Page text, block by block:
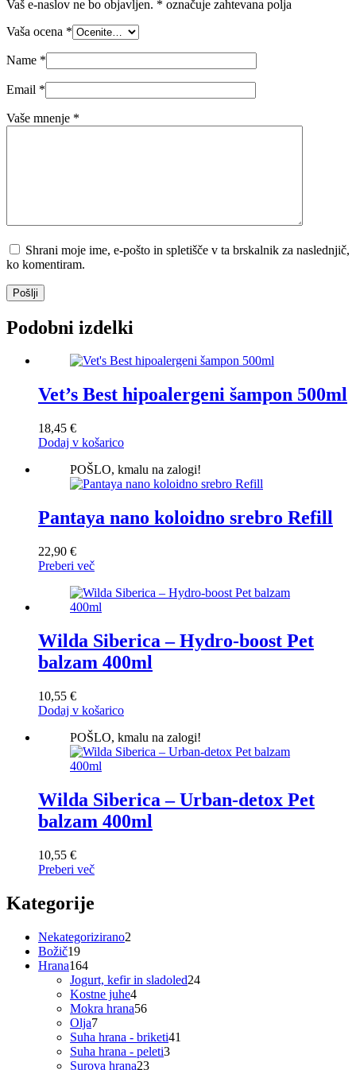
Vaš e-naslov ne bo objavljen. * označuje zahtevana polja
Vaša ocena *
Name *
Email *
Vaše mnenje *
Shrani moje ime, e-pošto in spletišče v ta brskalnik za naslednjič,
ko komentiram.
Pošlji
Podobni izdelki
Vet’s Best hipoalergeni šampon 500ml
18,45 €
Dodaj v košarico
POŠLO, kmalu na zalogi!
Pantaya nano koloidno srebro Refill
22,90 €
Preberi več
Wilda Siberica – Hydro-boost Pet
balzam 400ml
10,55 €
Dodaj v košarico
POŠLO, kmalu na zalogi!
Wilda Siberica – Urban-detox Pet
balzam 400ml
10,55 €
Preberi več
Kategorije
Nekategorizirano2
Božič1919
izdelkov
Hrana164164
izdelkov
Jogurt, kefir in sladoled2424
Kostne juhe44
izdelki
Mokra hrana5656
Olja77
izdelkov
Suha hrana - briketi41
Suha hrana - peleti33
Surova hrana2323